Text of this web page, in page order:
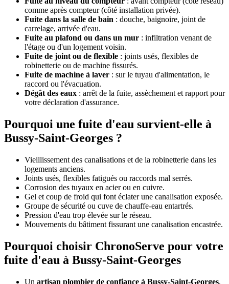
comme après compteur (côté installation privée).
Fuite dans la salle de bain : douche, baignoire, joint de
carrelage, arrivée d'eau.
Fuite au plafond ou dans un mur : infiltration venant de
l'étage ou d'un logement voisin.
Fuite de joint ou de flexible : joints usés, flexibles de
robinetterie ou de machine fissurés.
Fuite de machine à laver : sur le tuyau d'alimentation, le
raccord ou l'évacuation.
Dégât des eaux : arrêt de la fuite, assèchement et rapport pour
votre déclaration d'assurance.
Pourquoi une fuite d'eau survient-elle à
Bussy-Saint-Georges ?
Vieillissement des canalisations et de la robinetterie dans les
logements anciens.
Joints usés, flexibles fatigués ou raccords mal serrés.
Corrosion des tuyaux en acier ou en cuivre.
Gel et coup de froid qui font éclater une canalisation exposée.
Groupe de sécurité ou cuve de chauffe-eau entartrés.
Pression d'eau trop élevée sur le réseau.
Mouvements du bâtiment fissurant une canalisation encastrée.
Pourquoi choisir ChronoServe pour votre
fuite d'eau à Bussy-Saint-Georges
Un artisan plombier de confiance à Bussy-Saint-Georges,